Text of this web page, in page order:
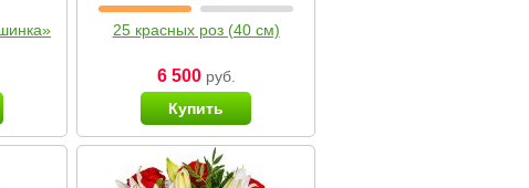
25 красных роз (40 см)
6 500руб.
Купить